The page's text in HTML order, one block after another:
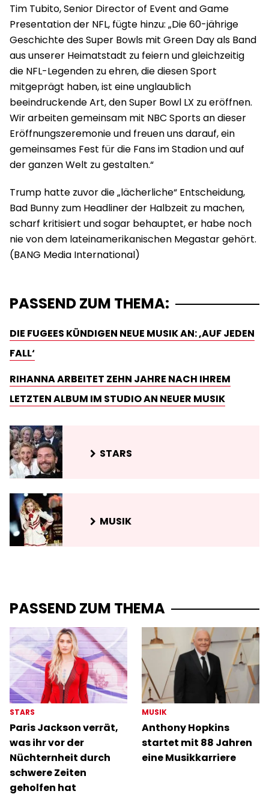
Tim Tubito, Senior Director of Event and Game
Presentation der NFL, fügte hinzu: „Die 60-jährige
Geschichte des Super Bowls mit Green Day als Band
aus unserer Heimatstadt zu feiern und gleichzeitig
die NFL-Legenden zu ehren, die diesen Sport
mitgeprägt haben, ist eine unglaublich
beeindruckende Art, den Super Bowl LX zu eröffnen.
Wir arbeiten gemeinsam mit NBC Sports an dieser
Eröffnungszeremonie und freuen uns darauf, ein
gemeinsames Fest für die Fans im Stadion und auf
der ganzen Welt zu gestalten.“
Trump hatte zuvor die „lächerliche“ Entscheidung,
Bad Bunny zum Headliner der Halbzeit zu machen,
scharf kritisiert und sogar behauptet, er habe noch
nie von dem lateinamerikanischen Megastar gehört.
PASSEND ZUM THEMA:
DIE FUGEES KÜNDIGEN NEUE MUSIK AN: ‚AUF JEDEN
FALL‘
RIHANNA ARBEITET ZEHN JAHRE NACH IHREM
LETZTEN ALBUM IM STUDIO AN NEUER MUSIK
STARS
MUSIK
PASSEND ZUM THEMA
STARS
Paris Jackson verrät,
was ihr vor der
Nüchternheit durch
schwere Zeiten
geholfen hat
MUSIK
Anthony Hopkins
startet mit 88 Jahren
eine Musikkarriere